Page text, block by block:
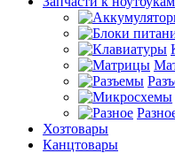
Хозтовары
Канцтовары